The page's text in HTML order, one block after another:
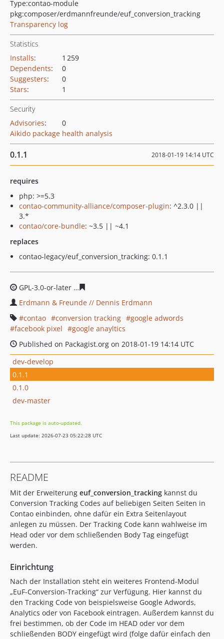
Type:contao-module
pkg:composer/erdmannfreunde/euf_conversion_tracking
Transparency log
Statistics
Installs:
1 259
Dependents:
0
Suggesters:
0
Stars: 1
Security
Advisories:
0
Aikido package health analysis
0.1.1 2018-01-19 14:14 UTC
requires
php: >=5.3
contao-community-alliance/composer-plugin: ^2.3.0 ||
3.*
contao/core-bundle: ~3.5 || ~4.1
replaces
contao-legacy/euf_conversion_tracking: 0.1.1
GPL-3.0-or-later
Erdmann & Freunde // Dennis Erdmann
contao
conversion tracking
google adwords
facebook pixel
google anayltics
Published on Packagist.org on 2018-01-19 14:14 UTC
dev-develop
0.1.1
0.1.0
dev-master
This package is auto-updated.
Last update: 2026-07-23 05:22:28 UTC
README
Mit der Erweiterung euf_conversion_tracking kannst du
Conversion Tracking Codes auf beliebigen Seiten Seiten in
Contao einbinden, ohne dafür ein Extra Seitenlayout
anlegen zu müssen. Der Tracking Code kann wahlweise im
Head oder vor dem schließenden Body Tag eingefügt
werden.
Einrichtung
Nach der Installation steht ein weiteres Frontend-Modul
„EuF-Conversion-Tracking“ zur Verfügung. Hier kannst du
den Tracking Code von beispielsweise Google Adwords,
Analytics oder von Facebook eintragen. Außerdem kannst du
frei bestimmen, ob der Code im HEAD oder vor dem
schließenden BODY eingefügt wird (folge dafür einfach den